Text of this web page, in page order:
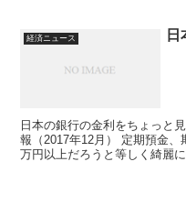
経済ニュース
日本の銀行の金利をちょっと
報（2017年12月） 定期預金
万円以上だろうと等しく綺麗